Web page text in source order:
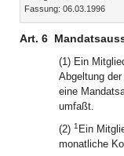
Fassung: 06.03.1996
Art. 6
(1) Ein
Abgeltung
eine
umfaßt.
(2) 1 Ein
monatliche